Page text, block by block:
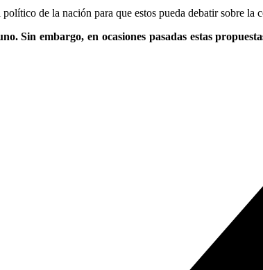
de la nación para que estos pueda debatir sobre la
Sin embargo, en ocasiones pasadas estas